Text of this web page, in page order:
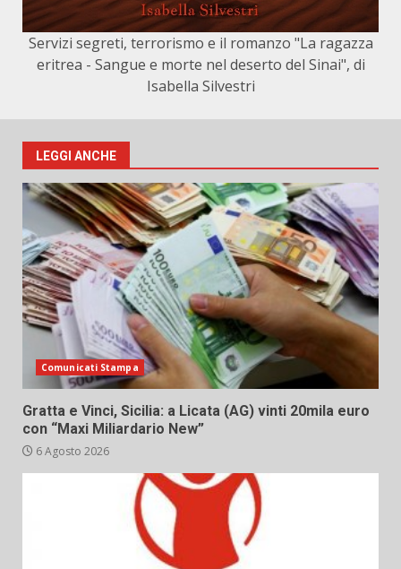
Servizi segreti, terrorismo e il romanzo "La ragazza
eritrea - Sangue e morte nel deserto del Sinai", di
Isabella Silvestri
LEGGI ANCHE
Comunicati Stampa
Gratta e Vinci, Sicilia: a Licata (AG) vinti 20mila euro
con “Maxi Miliardario New”
6 Agosto 2026